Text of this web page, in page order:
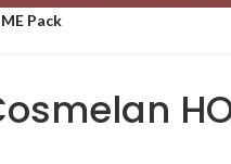
Pack